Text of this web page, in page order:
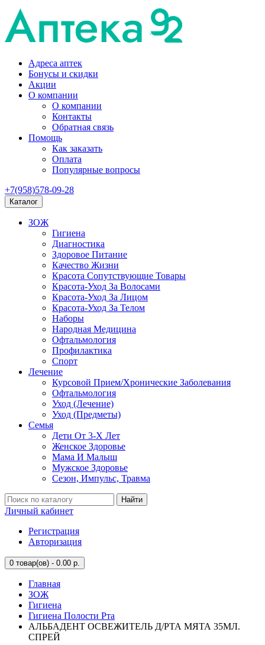
Адреса аптек
Бонусы и скидки
Акции
О компании
О компании
Контакты
Обратная связь
Помощь
Как заказать
Оплата
Популярные вопросы
+7(958)578-09-28
Каталог
ЗОЖ
Гигиена
Диагностика
Здоровое Питание
Качество Жизни
Красота Сопутствующие Товары
Красота-Уход За Волосами
Красота-Уход За Лицом
Красота-Уход За Телом
Наборы
Народная Медицина
Офтальмология
Профилактика
Спорт
Лечение
Курсовой Прием/Хронические Заболевания
Офтальмология
Уход (Лечение)
Уход (Предметы)
Семья
Дети От 3-Х Лет
Женское Здоровье
Мама И Малыш
Мужское Здоровье
Сезон, Импульс, Травма
Найти
Личный кабинет
Регистрация
Авторизация
0 товар(ов) - 0.00 р.
Главная
ЗОЖ
Гигиена
Гигиена Полости Рта
АЛЬБАДЕНТ ОСВЕЖИТЕЛЬ Д/РТА МЯТА 35МЛ.
СПРЕЙ